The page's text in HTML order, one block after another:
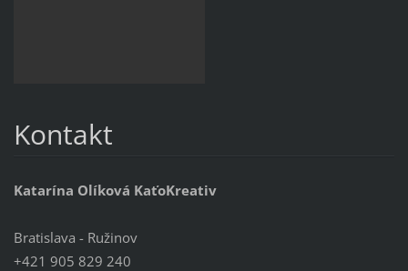
Kontakt
Katarína Olíková KaťoKreativ
Bratislava - Ružinov
+421 905 829 240